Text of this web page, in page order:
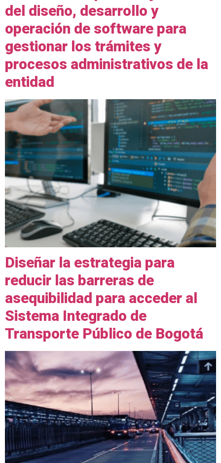
del diseño, desarrollo y
operación de software para
gestionar los trámites y
procesos administrativos de la
entidad
Diseñar la estrategia para
reducir las barreras de
asequibilidad para acceder al
Sistema Integrado de
Transporte Público de Bogotá